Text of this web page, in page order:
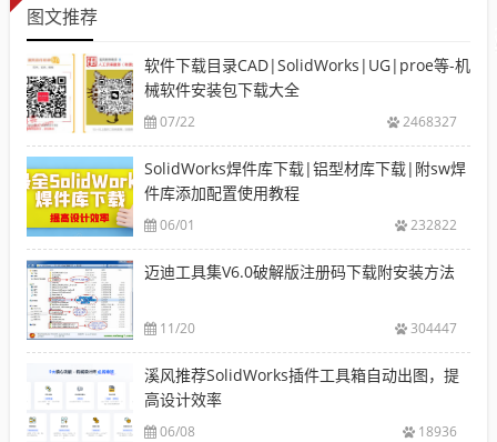
图文推荐
软件下载目录CAD|SolidWorks|UG|proe等-机
械软件安装包下载大全
07/22 2468327
SolidWorks焊件库下载|铝型材库下载|附sw焊
件库添加配置使用教程
06/01 232822
迈迪工具集V6.0破解版注册码下载附安装方法
11/20 304447
溪风推荐SolidWorks插件工具箱自动出图，提
高设计效率
06/08 18936